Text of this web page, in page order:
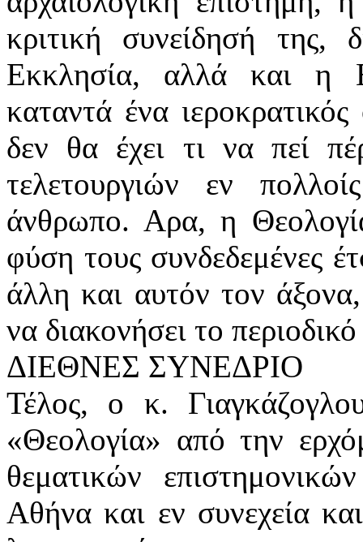
κριτική συνείδησή της,
Εκκλησία, αλλά και η
καταντά ένα
δεν θα έχει τι να πεί
τελετουργιών εν
άνθρωπο. Αρα, η
φύση τους συνδεδεμένες
άλλη και αυτόν τον
να διακονήσει το
ΔΙΕΘΝΕΣ ΣΥΝΕΔΡΙΟ
Τέλος, ο κ.
«Θεολογία» από την
θεματικών
Αθήνα και εν συνεχεία